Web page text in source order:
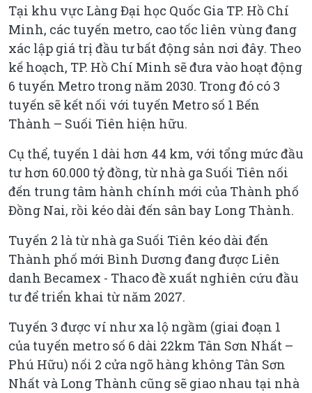
Tại khu vực Làng Đại học Quốc Gia TP. Hồ Chí
Minh, các tuyến metro, cao tốc liên vùng đang
xác lập giá trị đầu tư bất động sản nơi đây. Theo
kế hoạch, TP. Hồ Chí Minh sẽ đưa vào hoạt động
6 tuyến Metro trong năm 2030. Trong đó có 3
tuyến sẽ kết nối với tuyến Metro số 1 Bến
Thành – Suối Tiên hiện hữu.
Cụ thể, tuyến 1 dài hơn 44 km, với tổng mức đầu
tư hơn 60.000 tỷ đồng, từ nhà ga Suối Tiên nối
đến trung tâm hành chính mới của Thành phố
Đồng Nai, rồi kéo dài đến sân bay Long Thành.
Tuyến 2 là từ nhà ga Suối Tiên kéo dài đến
Thành phố mới Bình Dương đang được Liên
danh Becamex - Thaco đề xuất nghiên cứu đầu
tư để triển khai từ năm 2027.
Tuyến 3 được ví như xa lộ ngầm (giai đoạn 1
của tuyến metro số 6 dài 22km Tân Sơn Nhất –
Phú Hữu) nối 2 cửa ngõ hàng không Tân Sơn
Nhất và Long Thành cũng sẽ giao nhau tại nhà